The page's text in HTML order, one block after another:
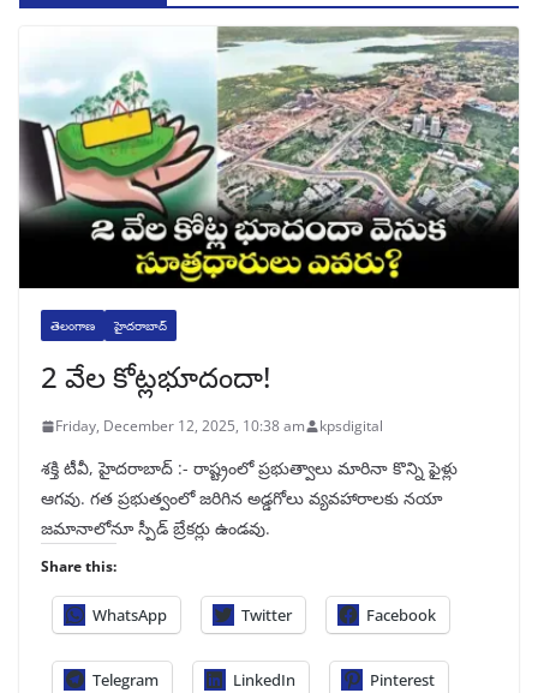
తెలంగాణ హైదరాబాద్
2 వేల కోట్లభూదందా!
Friday, December 12, 2025, 10:38 am kpsdigital
శక్తి టీవీ, హైదరాబాద్‌ :- రాష్ట్రంలో ప్రభుత్వాలు మారినా కొన్ని ఫైళ్లు
ఆగవు. గత ప్రభుత్వంలో జరిగిన అడ్డగోలు వ్యవహారాలకు నయా
జమానాలోనూ స్పీడ్‌ బ్రేకర్లు ఉండవు.
Share this:
WhatsApp Twitter Facebook
Telegram LinkedIn Pinterest